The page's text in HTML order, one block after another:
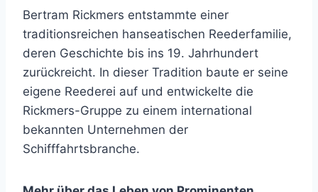
Bertram Rickmers entstammte einer
traditionsreichen hanseatischen Reederfamilie,
deren Geschichte bis ins 19. Jahrhundert
zurückreicht. In dieser Tradition baute er seine
eigene Reederei auf und entwickelte die
Rickmers-Gruppe zu einem international
bekannten Unternehmen der
Schifffahrtsbranche.